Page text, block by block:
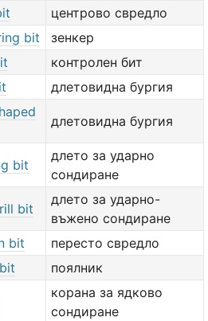
центрово свредло
bit
зенкер
контролен бит
длетовидна бургия
длетовидна бургия
bit
длето за ударно
сондиране
bit
длето за ударно-
въжено сондиране
bit
пересто свредло
поялник
корана за ядково
сондиране